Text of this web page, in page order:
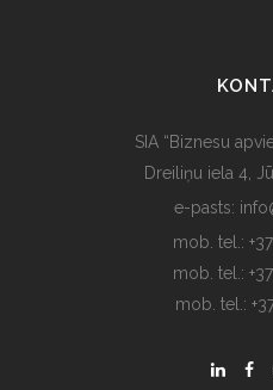
SIA “Biznesu
Dreiliņu iela 4,
e-pasts:
mob. tel.:
mob. tel.:
mob. tel.: